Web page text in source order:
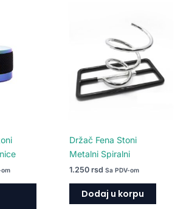
om
Držač Fena Stoni
Metalni Spiralni
1.250 rsd Sa PDV-om
Dodaj u korpu